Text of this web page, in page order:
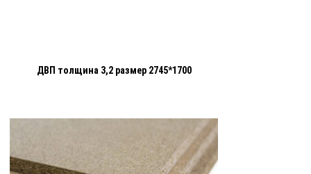
ДВП толщина 3,2 размер 2745*1700